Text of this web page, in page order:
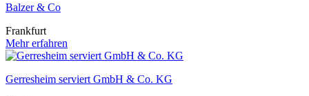
Balzer & Co
Frankfurt
Mehr erfahren
Gerresheim serviert GmbH & Co. KG